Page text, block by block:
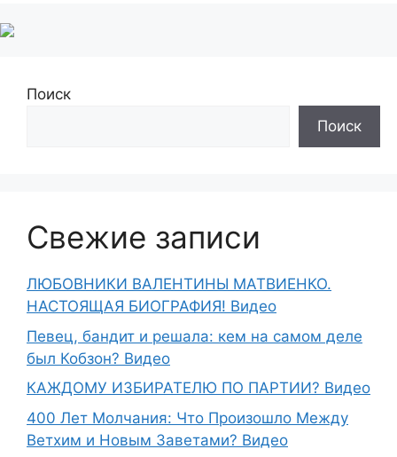
Поиск
Поиск
Свежие записи
ЛЮБОВНИКИ ВАЛЕНТИНЫ МАТВИЕНКО.
НАСТОЯЩАЯ БИОГРАФИЯ! Видео
Певец, бандит и решала: кем на самом деле
был Кобзон? Видео
КАЖДОМУ ИЗБИРАТЕЛЮ ПО ПАРТИИ? Видео
400 Лет Молчания: Что Произошло Между
Ветхим и Новым Заветами? Видео